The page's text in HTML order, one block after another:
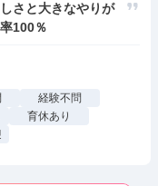
さと大きなやりが
100％
経験不問
育休あり